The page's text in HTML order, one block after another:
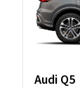
Audi Q5